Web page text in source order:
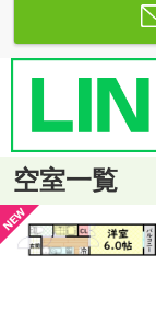
空室一覧